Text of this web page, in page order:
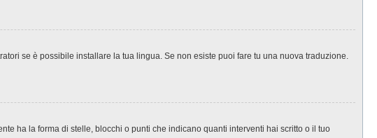
se è possibile installare la tua lingua. Se non esiste puoi fare tu una nuova traduzione.
ha la forma di stelle, blocchi o punti che indicano quanti interventi hai scritto o il tuo